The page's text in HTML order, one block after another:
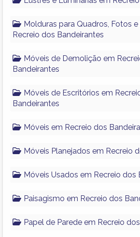
Molduras para Quadros, Fotos
Recreio dos Bandeirantes
Móveis de Demolição em
Bandeirantes
Móveis de Escritórios em
Bandeirantes
Móveis em Recreio dos
Móveis Planejados em Recreio
Móveis Usados em Recreio dos
Paisagismo em Recreio dos
Papel de Parede em Recreio